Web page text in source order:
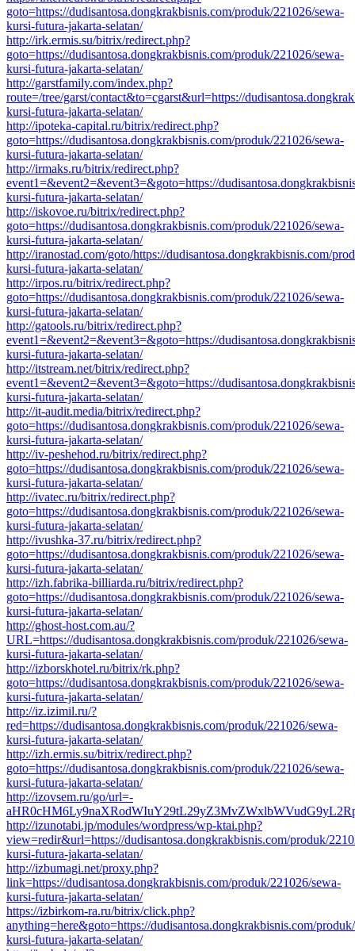
goto=https://dudisantosa.dongkrakbisnis.com/produk/221026/sewa-
kursi-futura-jakarta-selatan/
http://irk.ermis.su/bitrix/redirect.php?
goto=https://dudisantosa.dongkrakbisnis.com/produk/221026/sewa-
kursi-futura-jakarta-selatan/
http://garstfamily.com/index.php?
route=/tree/garst/contact&to=cgarst&url=https://
kursi-futura-jakarta-selatan/
http://ipoteka-capital.ru/bitrix/redirect.php?
goto=https://dudisantosa.dongkrakbisnis.com/produk/221026/sewa-
kursi-futura-jakarta-selatan/
http://irmaks.ru/bitrix/redirect.php?
event1=&event2=&event3=&goto=https://
kursi-futura-jakarta-selatan/
http://iskovoe.ru/bitrix/redirect.php?
goto=https://dudisantosa.dongkrakbisnis.com/produk/221026/sewa-
kursi-futura-jakarta-selatan/
http://iranostad.com/goto/https://dudisantosa.dongkrakbisnis.com/
kursi-futura-jakarta-selatan/
http://irpos.ru/bitrix/redirect.php?
goto=https://dudisantosa.dongkrakbisnis.com/produk/221026/sewa-
kursi-futura-jakarta-selatan/
http://gatools.ru/bitrix/redirect.php?
event1=&event2=&event3=&goto=https://
kursi-futura-jakarta-selatan/
http://itstream.net/bitrix/redirect.php?
event1=&event2=&event3=&goto=https://
kursi-futura-jakarta-selatan/
http://it-audit.media/bitrix/redirect.php?
goto=https://dudisantosa.dongkrakbisnis.com/produk/221026/sewa-
kursi-futura-jakarta-selatan/
http://iv-peshehod.ru/bitrix/redirect.php?
goto=https://dudisantosa.dongkrakbisnis.com/produk/221026/sewa-
kursi-futura-jakarta-selatan/
http://ivatec.ru/bitrix/redirect.php?
goto=https://dudisantosa.dongkrakbisnis.com/produk/221026/sewa-
kursi-futura-jakarta-selatan/
http://ivushka-37.ru/bitrix/redirect.php?
goto=https://dudisantosa.dongkrakbisnis.com/produk/221026/sewa-
kursi-futura-jakarta-selatan/
http://izh.fabrika-billiarda.ru/bitrix/redirect.php?
goto=https://dudisantosa.dongkrakbisnis.com/produk/221026/sewa-
kursi-futura-jakarta-selatan/
http://ghost-host.com.au/?
URL=https://dudisantosa.dongkrakbisnis.com/produk/221026/sewa-
kursi-futura-jakarta-selatan/
http://izborskhotel.ru/bitrix/rk.php?
goto=https://dudisantosa.dongkrakbisnis.com/produk/221026/sewa-
kursi-futura-jakarta-selatan/
http://iz.izimil.ru/?
red=https://dudisantosa.dongkrakbisnis.com/produk/221026/sewa-
kursi-futura-jakarta-selatan/
http://izh.ermis.su/bitrix/redirect.php?
goto=https://dudisantosa.dongkrakbisnis.com/produk/221026/sewa-
kursi-futura-jakarta-selatan/
http://izovsem.ru/go/url=-
http://izunotabi.jp/modules/wordpress/wp-ktai.php?
view=redir&url=https://dudisantosa.dongkrakbisnis.com/produk/
kursi-futura-jakarta-selatan/
http://izbumagi.net/proxy.php?
link=https://dudisantosa.dongkrakbisnis.com/produk/221026/sewa-
kursi-futura-jakarta-selatan/
https://izbirkom-ra.ru/bitrix/click.php?
anything=here&goto=https://dudisantosa.dongkrakbisnis.com/
kursi-futura-jakarta-selatan/